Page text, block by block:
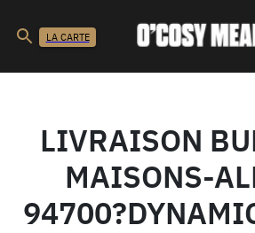
LA CARTE
LIVRAISON
MAISONS-